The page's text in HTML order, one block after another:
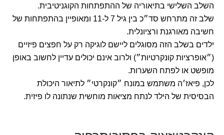
השלב השלישי בתיאוריה של ההתפתחות הקוגניטיבית.
שלב זה מתרחש סד״כ בין גיל 7 ל-11 ומאופיין בהתפתחות של
חשיבה מאורגנת ורציונלית.
ילדים בשלב הזה מסוגלים ליישם לוגיקה רק על חפצים פיזיים
(״אופרציות קונקרטיות״) ולרוב אינם יכולים עדיין לחשוב באופן
מופשט או לפתח השערות.
לכן, פיאז׳ה משתמש במונח ״קונקרטי״ לתיאור היכולת
הבסיסית של הילד לנתח מציאות מוחשית שנתונה לו פיזית.